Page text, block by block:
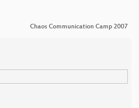
Chaos Communication Camp 2007